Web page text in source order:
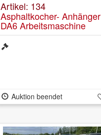
Artikel: 134
Asphaltkocher- Anhänger
DA6 Arbeitsmaschine
Auktion beendet